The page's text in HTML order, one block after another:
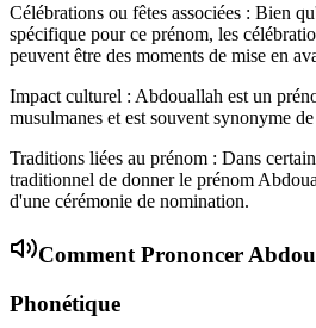
Célébrations ou fêtes associées : Bien
spécifique pour ce prénom, les
peuvent être des moments de mise en
Impact culturel : Abdouallah est un
musulmanes et est souvent synonyme
Traditions liées au prénom : Dans
traditionnel de donner le prénom
d'une cérémonie de nomination.
Comment Prononcer
Phonétique